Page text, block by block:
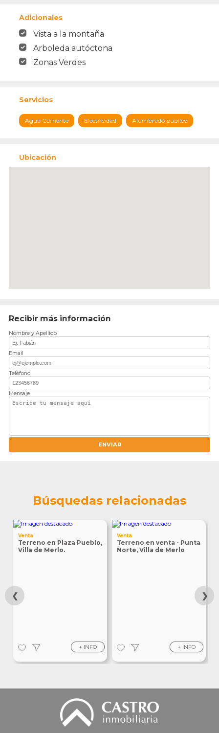
Adicionales
Vista a la montaña
Arboleda autóctona
Zonas Verdes
Servicios
Agua Corriente Electricidad Alumbrado público
Ubicación
Recibir más información
Nombre y Apellido
Email
Teléfono
Mensaje
ENVIAR
Búsquedas relacionadas
❮
Venta
Terreno en Plaza Pueblo,
Villa de Merlo.
+ INFO
Venta
Terreno en venta - Punta
Norte, Villa de Merlo
+ INFO
❯